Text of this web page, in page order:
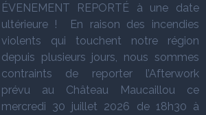
ÉVENEMENT REPORTÉ à une date
ultérieure ! En raison des incendies
violents qui touchent notre région
depuis plusieurs jours, nous sommes
contraints de reporter l’Afterwork
prévu au Château Maucaillou ce
mercredi 30 juillet 2026 de 18h30 à